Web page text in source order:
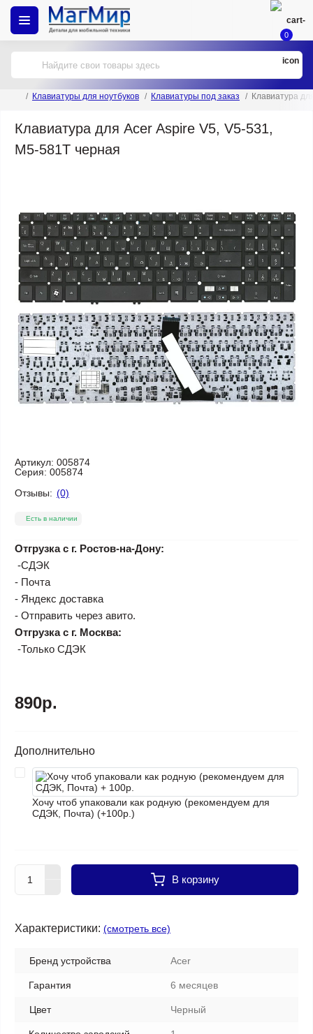
0
Клавиатуры для ноутбуков Клавиатуры под заказ Клавиатура
Клавиатура для Acer Aspire V5, V5-531,
M5-581T черная
Артикул: 005874
Серия: 005874
Отзывы: (0)
Есть в наличии
Отгрузка с г. Ростов-на-Дону:
-СДЭК
- Почта
- Яндекс доставка
- Отправить через авито.
Отгрузка с г. Москва:
-Только СДЭК
890р.
Дополнительно
Хочу чтоб упаковали как родную (рекомендуем для
СДЭК, Почта) (+100р.)
В корзину
Характеристики: (смотреть все)
Бренд устройства Acer
Гарантия 6 месяцев
Цвет Черный